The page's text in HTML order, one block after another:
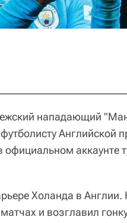
нападающий
Английской
аккаунте
Холанда в
и возглавил